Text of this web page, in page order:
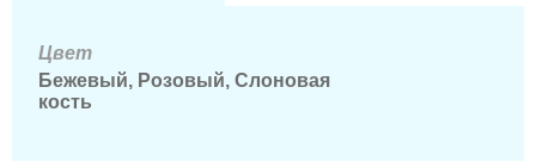
Цвет
Бежевый, Розовый, Слоновая
кость